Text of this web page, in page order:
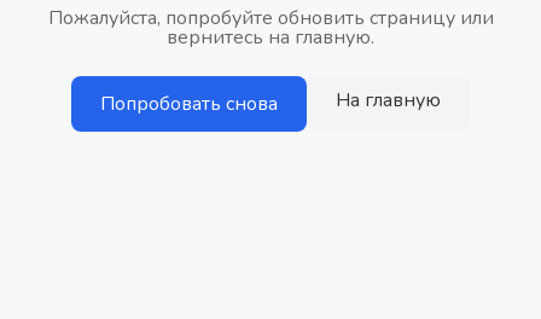
Пожалуйста, попробуйте обновить страницу или
вернитесь на главную.
Попробовать снова На главную